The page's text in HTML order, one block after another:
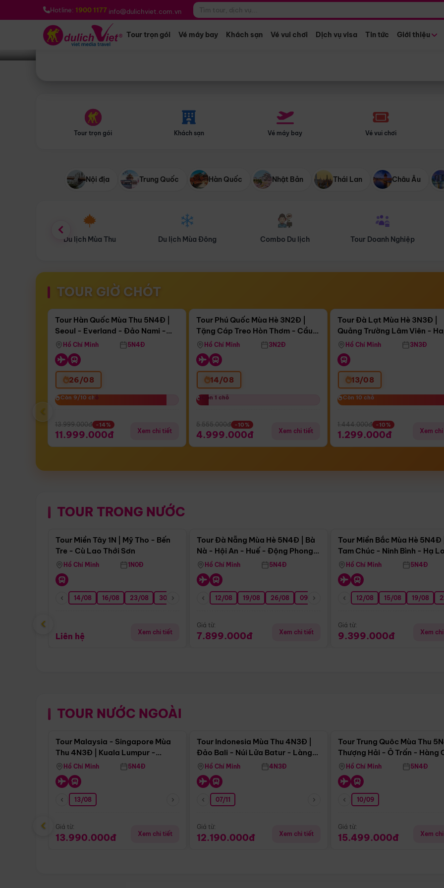
Hotline: 1900 1177 info@dulichviet.com.vn
Tour trọn gói Vé máy bay Khách sạn Vé vui chơi Dịch vụ visa Tin tức Giới thiệu
Bạn muốn đi đâu? *
Tour trọn gói Khách sạn Vé máy bay Vé vui chơi
Nội địa Trung Quốc Hàn Quốc Nhật Bản Thái Lan Châu Âu
Du lịch Mùa Đông Combo Du lịch Tour Doanh Nghiệp Du lịch Hành Hương
TOUR GIỜ CHÓT
Còn17 ngày 14:35:55
Bay Sun Phuquoc Airways
Điểm nổi bật
Tour Hàn Quốc Mùa Thu 5N4Đ |
Seoul - Everland - Đảo Nami -
Tháp Namsan (Bay Sun Phuquoc
Airways)
Hồ Chí Minh 5N4Đ
26/08
Còn 9/10 chỗ
Còn 9/10 chỗ
13.999.000đ -14%
11.999.000đ Xem chi tiết
Còn05 ngày 14:35:55
Tặng Cáp Treo Hòn Thơm
Tour Phú Quốc Mùa Hè 3N2Đ |
Tặng Cáp Treo Hòn Thơm - Cầu
Hôn - Công Viên Nước Aquatopia
Hồ Chí Minh 3N2Đ
14/08
Còn 1 chỗ
Còn 1 chỗ
5.555.000đ -10%
4.999.000đ Xem chi tiết
Còn04 ngày 14:35:55
Tour Đà Lạt Mùa Hè 3N3Đ |
Quảng Trường Lâm Viên -
Hill - Puppy Farm
Hồ Chí Minh 3N3Đ
13/08
Còn 10 chỗ
Còn 10 chỗ
1.444.000đ -10%
1.299.000đ Xem
‹
TOUR TRONG NƯỚC
Điểm nổi bật
Tour Miền Tây 1N | Mỹ Tho - Bến
Tre - Cù Lao Thới Sơn
Hồ Chí Minh 1N0Đ
14/08 16/08 23/08 30/08 06/09 13/09 20/09 27/09
Liên hệ Xem chi tiết
Tour Đà Nẵng Mùa Hè 5N4Đ | Bà
Nà - Hội An - Huế - Động Phong
NhaHồ Chí Minh 5N4Đ
12/08 19/08 26/08 09/09 16/09 23/09 30/09 07/10
Giá từ:
7.899.000đ Xem chi tiết
Tour Miền Bắc Mùa Hè 5N4Đ |
Tam Chúc - Ninh Bình - Hạ
Hồ Chí Minh 5N4Đ
12/08 15/08 19/08
Giá từ:
9.399.000đ Xem
‹
TOUR NƯỚC NGOÀI
Điểm nổi bật
Tour Malaysia - Singapore Mùa
Thu 4N3Đ | Kuala Lumpur -
Malacca - Johor Baru -
Singapore
Hồ Chí Minh 5N4Đ
13/08
Giá từ:
13.990.000đ Xem chi tiết
Tour Indonesia Mùa Thu 4N3Đ |
Đảo Bali - Núi Lửa Batur - Làng
Penglipuran
Hồ Chí Minh 4N3Đ
07/11
Giá từ:
12.190.000đ Xem chi tiết
Tour Trung Quôc Mùa Thu
Thượng Hải - Ô Trấn - Hàng
(Tour Không Shopping)
Hồ Chí Minh 5N4Đ
10/09
Giá từ:
15.499.000đ Xem
‹